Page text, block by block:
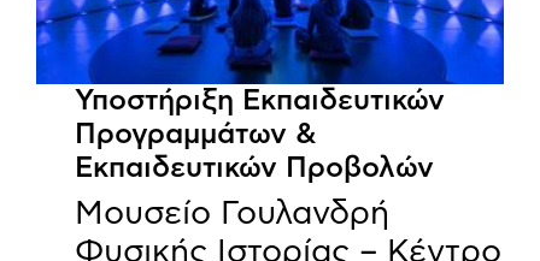
Υποστήριξη Εκπαιδευτικών
Προγραμμάτων &
Εκπαιδευτικών Προβολών
Μουσείο Γουλανδρή
Φυσικής Ιστορίας – Κέντρο